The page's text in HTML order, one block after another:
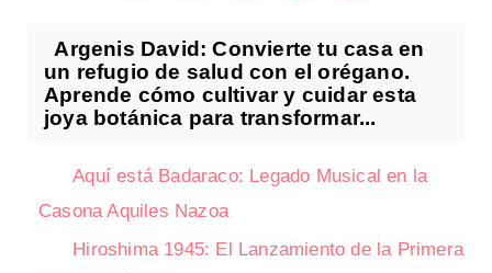
Argenis David: Convierte tu casa en
un refugio de salud con el orégano.
Aprende cómo cultivar y cuidar esta
joya botánica para transformar...
Aquí está Badaraco: Legado Musical en la
Casona Aquiles Nazoa
Hiroshima 1945: El Lanzamiento de la Primera